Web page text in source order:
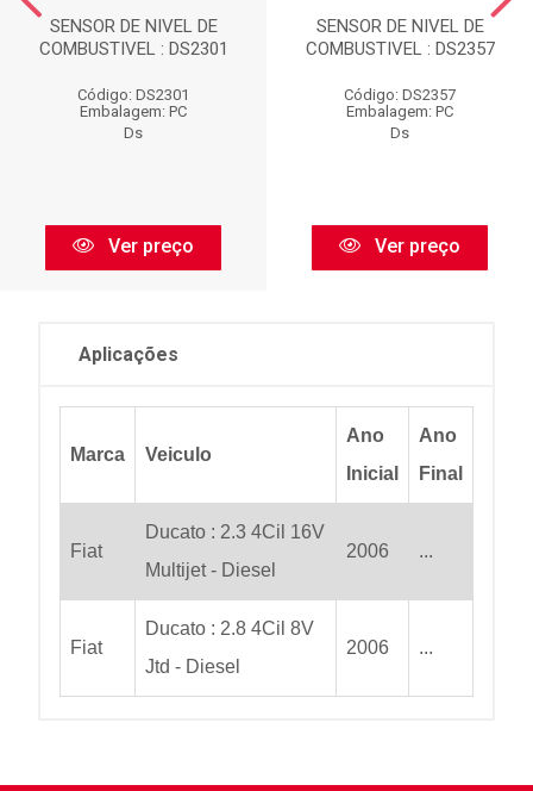
SENSOR DE NIVEL DE
COMBUSTIVEL : DS2301
Código: DS2301
Embalagem: PC
Ds
Ver preço
SENSOR DE NIVEL DE
COMBUSTIVEL : DS2357
Código: DS2357
Embalagem: PC
Ds
Ver preço
Aplicações
Marca Veiculo
Ano
Inicial
Ano
Final
Fiat
Ducato : 2.3 4Cil 16V
Multijet - Diesel
2006 ...
Fiat
Ducato : 2.8 4Cil 8V
Jtd - Diesel
2006 ...